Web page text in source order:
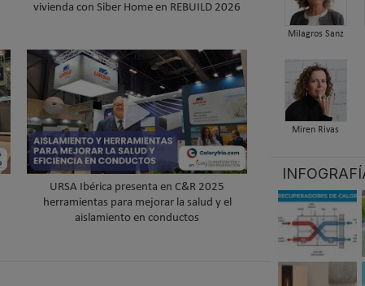
vivienda con Siber Home en REBUILD 2026
URSA Ibérica presenta en C&R 2025
herramientas para mejorar la salud y el
aislamiento en conductos
Milagros Sanz
Miren Rivas